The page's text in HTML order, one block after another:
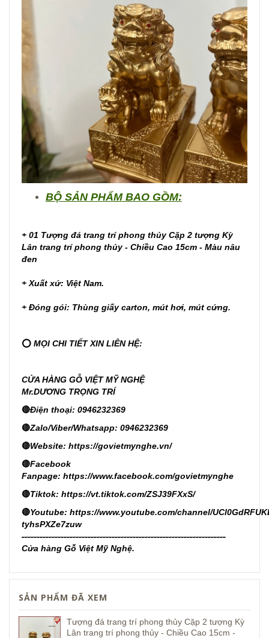
BỘ SẢN PHẨM BAO GỒM:
+ 01 Tượng đá trang trí phong thủy Cặp 2 tượng Kỳ
Lân trang trí phong thủy - Chiều Cao 15cm - Màu nâu
đen
+ Xuất xứ: Việt Nam.
+ Đóng gói: Thùng giấy carton, mút hơi, mút cứng.
⭕ MỌI CHI TIẾT XIN LIÊN HỆ:
CỬA HÀNG GỖ VIỆT MỸ NGHỆ
Mr.DƯƠNG TRỌNG TRÍ
🔴Điện thoại: 0946232369
🔴Zalo/Viber/Whatsapp: 0946232369
🔴Website: https://govietmynghe.vn/
🔴Facebook
Fanpage: https://www.facebook.com/govietmynghe
🔴Tiktok: https://vt.tiktok.com/ZSJ39FXxS/
🔴Youtube: https://www.youtube.com/channel/
tyhsPXZe7zuw
--------------------------------------------------------------------
Cửa hàng Gỗ Việt Mỹ Nghệ.
SẢN PHẨM ĐÃ XEM
Tượng đá trang trí phong thủy Cặp 2 tượng Kỳ
Lân trang trí phong thủy - Chiều Cao 15cm -